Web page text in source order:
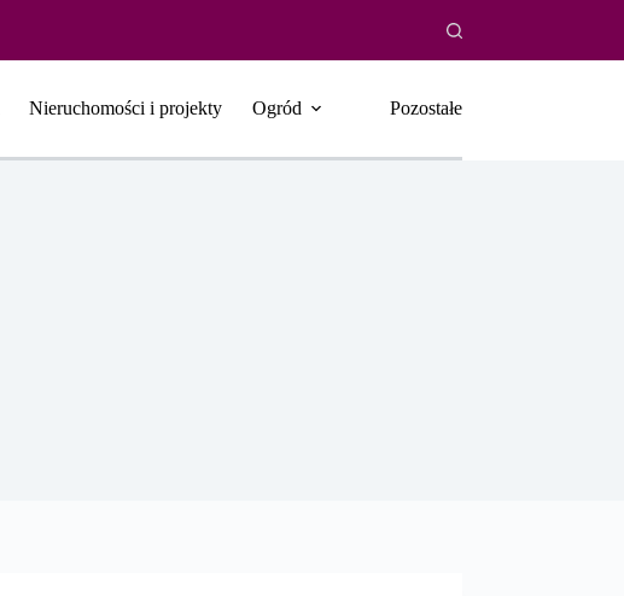
Nieruchomości i projekty Ogród Pozostałe